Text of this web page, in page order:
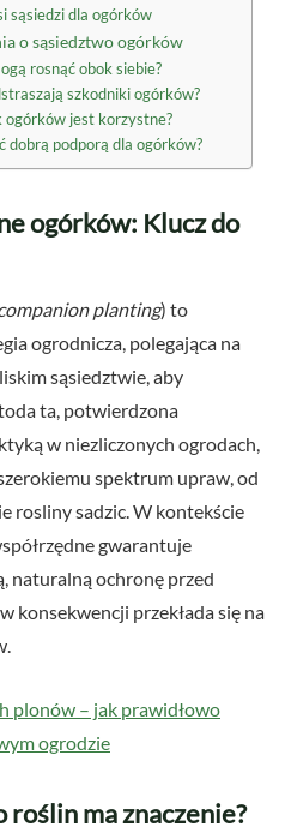
sąsiedzi dla ogórków
o sąsiedztwo ogórków
rosnąć obok siebie?
szkodniki ogórków?
ogórków jest korzystne?
dobrą podporą dla ogórków?
ogórków: Klucz do
planting) to
ogrodnicza, polegająca na
sąsiedztwie, aby
ta, potwierdzona
w niezliczonych ogrodach,
spektrum upraw, od
rosliny sadzic. W kontekście
gwarantuje
naturalną ochronę przed
konsekwencji przekłada się na
plonów – jak prawidłowo
ogrodzie
roślin ma znaczenie?